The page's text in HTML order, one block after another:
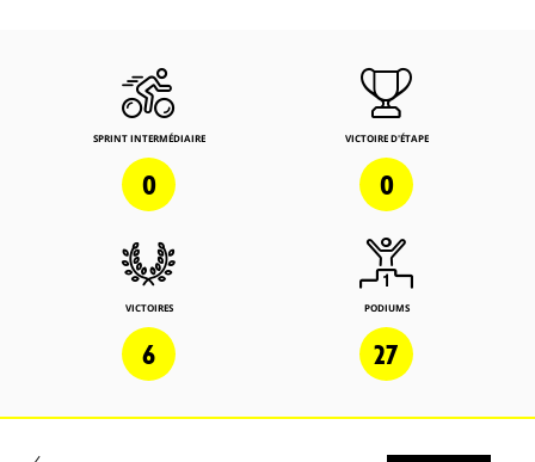
SPRINT INTERMÉDIAIRE
0
VICTOIRE D'ÉTAPE
0
VICTOIRES
6
PODIUMS
27